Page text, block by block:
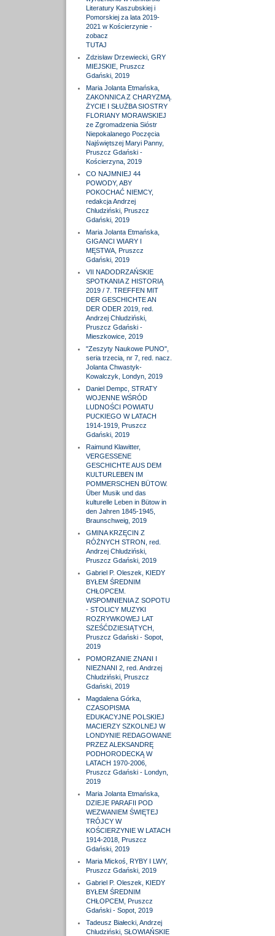
Literatury Kaszubskiej i
Pomorskiej za lata 2019-
2021 w Kościerzynie -
zobacz
TUTAJ
Zdzisław Drzewiecki, GRY
MIEJSKIE, Pruszcz
Gdański, 2019
Maria Jolanta Etmańska,
ZAKONNICA Z CHARYZMĄ.
ŻYCIE I SŁUŻBA SIOSTRY
FLORIANY MORAWSKIEJ
ze Zgromadzenia Sióstr
Niepokalanego Poczęcia
Najświętszej Maryi Panny,
Pruszcz Gdański -
Kościerzyna, 2019
CO NAJMNIEJ 44
POWODY, ABY
POKOCHAĆ NIEMCY,
redakcja Andrzej
Chludziński, Pruszcz
Gdański, 2019
Maria Jolanta Etmańska,
GIGANCI WIARY I
MĘSTWA, Pruszcz
Gdański, 2019
VII NADODRZAŃSKIE
SPOTKANIA Z HISTORIĄ
2019 / 7. TREFFEN MIT
DER GESCHICHTE AN
DER ODER 2019, red.
Andrzej Chludziński,
Pruszcz Gdański -
Mieszkowice, 2019
"Zeszyty Naukowe PUNO",
seria trzecia, nr 7, red. nacz.
Jolanta Chwastyk-
Kowalczyk, Londyn, 2019
Daniel Dempc, STRATY
WOJENNE WŚRÓD
LUDNOŚCI POWIATU
PUCKIEGO W LATACH
1914-1919, Pruszcz
Gdański, 2019
Raimund Klawitter,
VERGESSENE
GESCHICHTE AUS DEM
KULTURLEBEN IM
POMMERSCHEN BÜTOW.
Über Musik und das
kulturelle Leben in Bütow in
den Jahren 1845-1945,
Braunschweig, 2019
GMINA KRZĘCIN Z
RÓŻNYCH STRON, red.
Andrzej Chludziński,
Pruszcz Gdański, 2019
Gabriel P. Oleszek, KIEDY
BYŁEM ŚREDNIM
CHŁOPCEM.
WSPOMNIENIA Z SOPOTU
- STOLICY MUZYKI
ROZRYWKOWEJ LAT
SZEŚĆDZIESIĄTYCH,
Pruszcz Gdański - Sopot,
2019
POMORZANIE ZNANI I
NIEZNANI 2, red. Andrzej
Chludziński, Pruszcz
Gdański, 2019
Magdalena Górka,
CZASOPISMA
EDUKACYJNE POLSKIEJ
MACIERZY SZKOLNEJ W
LONDYNIE REDAGOWANE
PRZEZ ALEKSANDRĘ
PODHORODECKĄ W
LATACH 1970-2006,
Pruszcz Gdański - Londyn,
2019
Maria Jolanta Etmańska,
DZIEJE PARAFII POD
WEZWANIEM ŚWIĘTEJ
TRÓJCY W
KOŚCIERZYNIE W LATACH
1914-2018, Pruszcz
Gdański, 2019
Maria Mickoś, RYBY I LWY,
Pruszcz Gdański, 2019
Gabriel P. Oleszek, KIEDY
BYŁEM ŚREDNIM
CHŁOPCEM, Pruszcz
Gdański - Sopot, 2019
Tadeusz Białecki, Andrzej
Chludziński, SŁOWIAŃSKIE